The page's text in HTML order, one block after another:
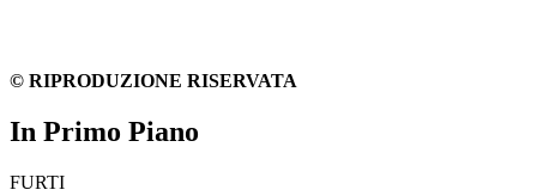
© RIPRODUZIONE RISERVATA
In Primo Piano
FURTI